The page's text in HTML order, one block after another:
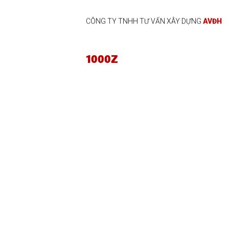
CÔNG TY TNHH TƯ VẤN XÂY DỰNG AVĐH
1000Z